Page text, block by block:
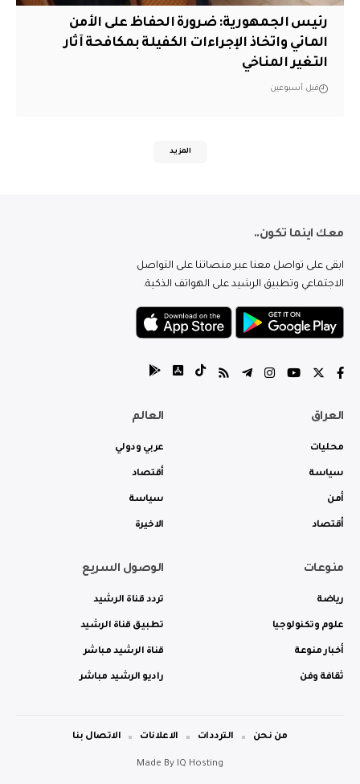
رئيس الجمهورية: ضرورة الحفاظ على الأمن
المائي واتخاذ الإجراءات الكفيلة بمكافحة آثار
التغير المناخي
قبل أسبوعين
المزيد
معك اينما تكون..
ابقى على تواصل معنا عبر منصاتنا على التواصل
الاجتماعي وتطبيق الرشيد على الهواتف الذكية.
العراق
محليات
سياسة
أمن
أقتصاد
العالم
عربي ودولي
أقتصاد
سياسة
الاخيرة
منوعات
رياضة
علوم وتكنولوجيا
أخبار منوعة
ثقافة وفن
الوصول السريع
تردد قناة الرشيد
تطبيق قناة الرشيد
قناة الرشيد مباشر
راديو الرشيد مباشر
Made By IQ Hosting
من نحن الترددات الاعلانات الاتصال بنا